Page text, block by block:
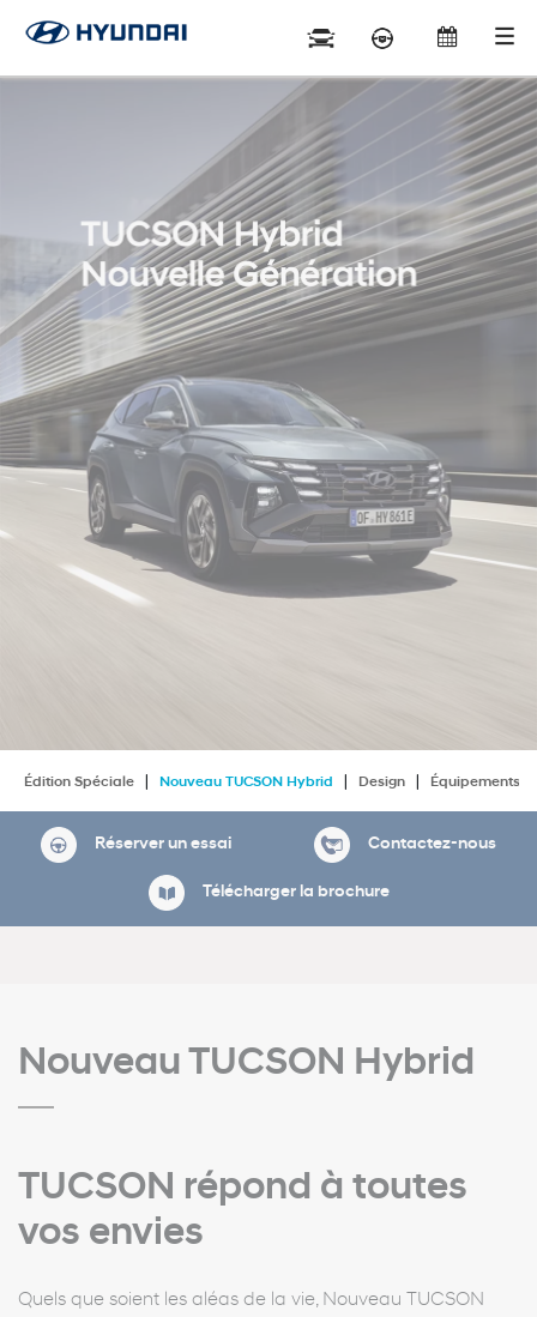
Édition Spéciale Nouveau TUCSON Hybrid Design Équipements
Réserver un essai Contactez-nous
Télécharger la brochure
Nouveau TUCSON Hybrid
TUCSON répond à toutes
vos envies
Quels que soient les aléas de la vie, Nouveau TUCSON